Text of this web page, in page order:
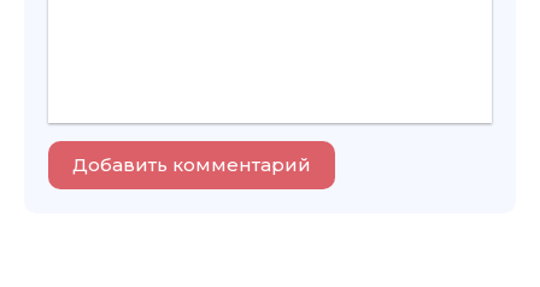
Добавить комментарий